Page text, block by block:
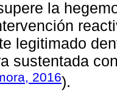
la
legitimado
sustentada
2016).